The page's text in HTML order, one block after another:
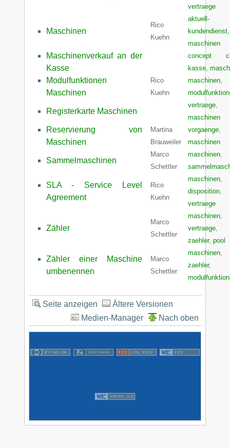
vertraege
Maschinen
Rico
Kuehn
aktuell-
kundendienst,
maschinen
Maschinenverkauf an der
Kasse
concept
kasse,
Modulfunktionen
Maschinen
Rico
Kuehn
maschinen,
Registerkarte Maschinen
vertraege,
maschinen
Reservierung von
Maschinen
Martina
Brauweiler
vorgaenge,
maschinen
Sammelmaschinen
Marco
Schettler
maschinen,
SLA - Service Level
Agreement
Rico
Kuehn
maschinen,
disposition,
vertraege
Zähler
Marco
Schettler
maschinen,
vertraege,
zaehler, pool
Zähler einer Maschine
umbenennen
Marco
Schettler
maschinen,
zaehler,
modulfunktion
Seite anzeigen
Ältere Versionen
Medien-Manager
Nach oben